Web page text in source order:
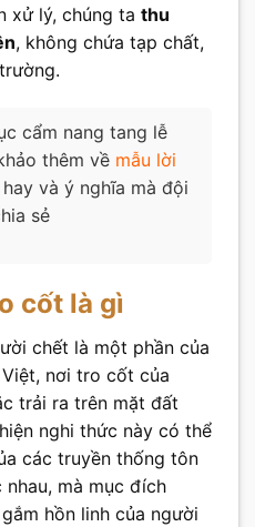
xử lý, chúng ta thu
, không chứa tạp chất,
cẩm nang tang lễ
thêm về mẫu lời
hay và ý nghĩa mà đội
sẻ
cốt là gì
chết là một phần của
nơi tro cốt của
trải ra trên mặt đất
nghi thức này có thể
các truyền thống tôn
mà mục đích
hồn linh của người